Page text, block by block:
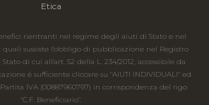
Etica
rientranti nel regime degli aiuti di Stato e nel
sussiste l'obbligo di pubblicazione nel Registro
di cui all'art. 52 della L. 234/2012, accessibile da
è sufficiente cliccare su "AIUTI INDIVIDUALI" ed
IVA (00887960797) in corrispondenza del rigo
"C.F. Beneficiario".